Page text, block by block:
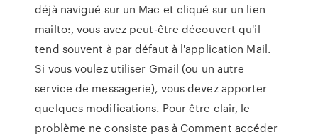
déjà navigué sur un Mac et cliqué sur un lien
mailto:, vous avez peut-être découvert qu'il
tend souvent à par défaut à l'application Mail.
Si vous voulez utiliser Gmail (ou un autre
service de messagerie), vous devez apporter
quelques modifications. Pour être clair, le
problème ne consiste pas à Comment accéder